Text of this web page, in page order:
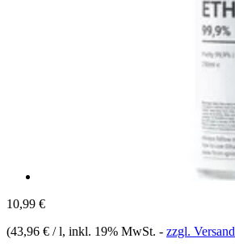
10,99 €
(43,96 € / l, inkl. 19% MwSt. - zzgl. Versand